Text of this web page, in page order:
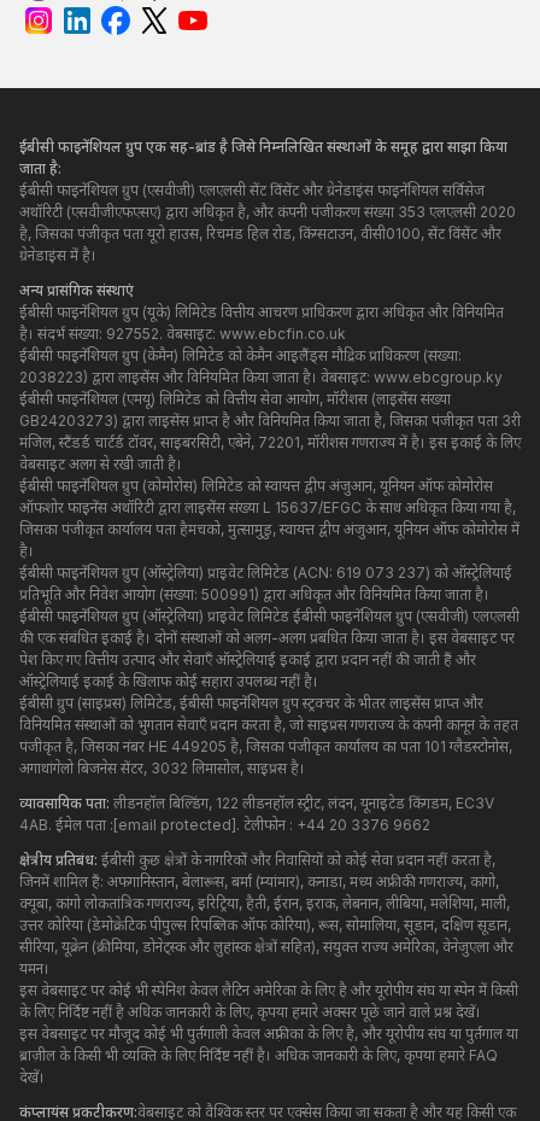
ईबीसी फाइनेंशियल ग्रुप एक सह-ब्रांड है जिसे निम्नलिखित संस्थाओं के समूह द्वारा साझा किया
जाता है:
ईबीसी फाइनेंशियल ग्रुप (एसवीजी) एलएलसी सेंट विंसेंट और ग्रेनेडाइंस फाइनेंशियल सर्विसेज
अथॉरिटी (एसवीजीएफएसए) द्वारा अधिकृत है, और कंपनी पंजीकरण संख्या 353 एलएलसी 2020
है, जिसका पंजीकृत पता यूरो हाउस, रिचमंड हिल रोड, किंग्सटाउन, वीसी0100, सेंट विंसेंट और
ग्रेनेडाइंस में है।
अन्य प्रासंगिक संस्थाएं
ईबीसी फाइनेंशियल ग्रुप (यूके) लिमिटेड वित्तीय आचरण प्राधिकरण द्वारा अधिकृत और विनियमित
है। संदर्भ संख्या: 927552. वेबसाइट: www.ebcfin.co.uk
ईबीसी फाइनेंशियल ग्रुप (केमैन) लिमिटेड को केमैन आइलैंड्स मौद्रिक प्राधिकरण (संख्या:
2038223) द्वारा लाइसेंस और विनियमित किया जाता है। वेबसाइट: www.ebcgroup.ky
ईबीसी फाइनेंशियल (एमयू) लिमिटेड को वित्तीय सेवा आयोग, मॉरीशस (लाइसेंस संख्या
GB24203273) द्वारा लाइसेंस प्राप्त है और विनियमित किया जाता है, जिसका पंजीकृत पता 3री
मंजिल, स्टैंडर्ड चार्टर्ड टॉवर, साइबरसिटी, एबेने, 72201, मॉरीशस गणराज्य में है। इस इकाई के लिए
वेबसाइट अलग से रखी जाती है।
ईबीसी फाइनेंशियल ग्रुप (कोमोरोस) लिमिटेड को स्वायत्त द्वीप अंजुआन, यूनियन ऑफ कोमोरोस
ऑफशोर फाइनेंस अथॉरिटी द्वारा लाइसेंस संख्या L 15637/EFGC के साथ अधिकृत किया गया है,
जिसका पंजीकृत कार्यालय पता हैमचको, मुत्सामुडु, स्वायत्त द्वीप अंजुआन, यूनियन ऑफ कोमोरोस में
है।
ईबीसी फाइनेंशियल ग्रुप (ऑस्ट्रेलिया) प्राइवेट लिमिटेड (ACN: 619 073 237) को ऑस्ट्रेलियाई
प्रतिभूति और निवेश आयोग (संख्या: 500991) द्वारा अधिकृत और विनियमित किया जाता है।
ईबीसी फाइनेंशियल ग्रुप (ऑस्ट्रेलिया) प्राइवेट लिमिटेड ईबीसी फाइनेंशियल ग्रुप (एसवीजी) एलएलसी
की एक संबंधित इकाई है। दोनों संस्थाओं को अलग-अलग प्रबंधित किया जाता है। इस वेबसाइट पर
पेश किए गए वित्तीय उत्पाद और सेवाएँ ऑस्ट्रेलियाई इकाई द्वारा प्रदान नहीं की जाती हैं और
ऑस्ट्रेलियाई इकाई के खिलाफ कोई सहारा उपलब्ध नहीं है।
ईबीसी ग्रुप (साइप्रस) लिमिटेड, ईबीसी फाइनेंशियल ग्रुप स्ट्रक्चर के भीतर लाइसेंस प्राप्त और
विनियमित संस्थाओं को भुगतान सेवाएँ प्रदान करता है, जो साइप्रस गणराज्य के कंपनी कानून के तहत
पंजीकृत है, जिसका नंबर HE 449205 है, जिसका पंजीकृत कार्यालय का पता 101 ग्लैडस्टोनोस,
अगाथांगेलो बिजनेस सेंटर, 3032 लिमासोल, साइप्रस है।
व्यावसायिक पता: लीडनहॉल बिल्डिंग, 122 लीडनहॉल स्ट्रीट, लंदन, यूनाइटेड किंगडम, EC3V
4AB. ईमेल पता : [email protected] . टेलीफोन : +44 20 3376 9662
क्षेत्रीय प्रतिबंध: ईबीसी कुछ क्षेत्रों के नागरिकों और निवासियों को कोई सेवा प्रदान नहीं करता है,
जिनमें शामिल हैं: अफगानिस्तान, बेलारूस, बर्मा (म्यांमार), कनाडा, मध्य अफ्रीकी गणराज्य, कांगो,
क्यूबा, ​​कांगो लोकतांत्रिक गणराज्य, इरिट्रिया, हैती, ईरान, इराक, लेबनान, लीबिया, मलेशिया, माली,
उत्तर कोरिया (डेमोक्रेटिक पीपुल्स रिपब्लिक ऑफ कोरिया), रूस, सोमालिया, सूडान, दक्षिण सूडान,
सीरिया, यूक्रेन (क्रीमिया, डोनेट्स्क और लुहांस्क क्षेत्रों सहित), संयुक्त राज्य अमेरिका, वेनेजुएला और
यमन।
इस वेबसाइट पर कोई भी स्पेनिश केवल लैटिन अमेरिका के लिए है और यूरोपीय संघ या स्पेन में किसी
के लिए निर्दिष्ट नहीं है अधिक जानकारी के लिए, कृपया हमारे अक्सर पूछे जाने वाले प्रश्न देखें।
इस वेबसाइट पर मौजूद कोई भी पुर्तगाली केवल अफ़्रीका के लिए है, और यूरोपीय संघ या पुर्तगाल या
ब्राज़ील के किसी भी व्यक्ति के लिए निर्दिष्ट नहीं है। अधिक जानकारी के लिए, कृपया हमारे FAQ
देखें।
कंप्लायंस प्रकटीकरण:वेबसाइट को वैश्विक स्तर पर एक्सेस किया जा सकता है और यह किसी एक